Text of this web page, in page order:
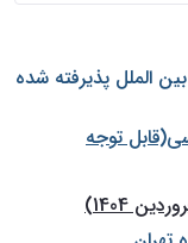
الملل پذيرفته شده
توجه